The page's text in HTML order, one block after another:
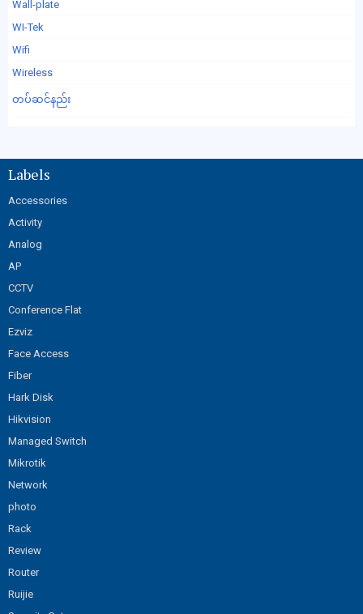
Wall-plate
WI-Tek
Wifi
Wireless
တပ်ဆင်နည်း
Labels
Accessories
Activity
Analog
AP
CCTV
Conference Flat
Ezviz
Face Access
Fiber
Hark Disk
Hikvision
Managed Switch
Mikrotik
Network
photo
Rack
Review
Router
Ruijie